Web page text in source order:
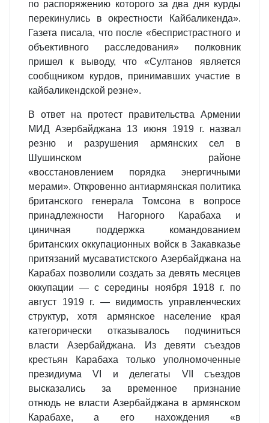
по распоряжению которого за два дня курды
перекинулись в окрестности Кайбаликенда».
Газета писала, что после «беспристрастного и
объективного расследования» полковник
пришел к выводу, что «Султанов является
сообщником курдов, принимавших участие в
кайбаликендской резне».
В ответ на протест правительства Армении
МИД Азербайджана 13 июня 1919 г. назвал
резню и разрушения армянских сел в
Шушинском районе
«восстановлением порядка энергичными
мерами». Откровенно антиармянская политика
британского генерала Томсона в вопросе
принадлежности Нагорного Карабаха и
циничная поддержка командованием
британских оккупационных войск в Закавказье
притязаний мусаватистского Азербайджана на
Карабах позволили создать за девять месяцев
оккупации — с середины ноября 1918 г. по
август 1919 г. — видимость управленческих
структур, хотя армянское население края
категорически отказывалось подчиниться
власти Азербайджана. Из девяти съездов
крестьян Карабаха только уполномоченные
президиума VI и делегаты VII съездов
высказались за временное признание
отнюдь не власти Азербайджана в армянском
Карабахе, а его нахождения «в